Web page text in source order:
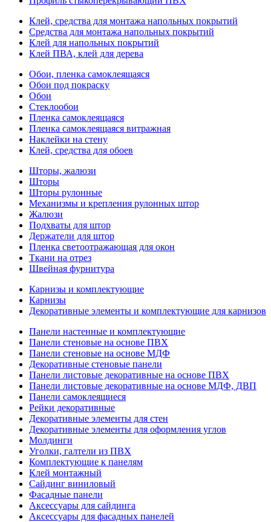
Клей, средства для монтажа напольных покрытий
Средства для монтажа напольных покрытий
Клей для напольных покрытий
Клей ПВА, клей для дерева
Обои, пленка самоклеящаяся
Обои под покраску
Обои
Стеклообои
Пленка самоклеящаяся
Пленка самоклеящаяся витражная
Наклейки на стену
Клей, средства для обоев
Шторы, жалюзи
Шторы
Шторы рулонные
Механизмы и крепления рулонных штор
Жалюзи
Подхваты для штор
Держатели для штор
Пленка светоотражающая для окон
Ткани на отрез
Швейная фурнитура
Карнизы и комплектующие
Карнизы
Декоративные элементы и комплектующие для карнизов
Панели настенные и комплектующие
Панели стеновые на основе ПВХ
Панели стеновые на основе МДФ
Декоративные стеновые панели
Панели листовые декоративные на основе ПВХ
Панели листовые декоративные на основе МДФ, ДВП
Панели самоклеящиеся
Рейки декоративные
Декоративные элементы для стен
Декоративные элементы для оформления углов
Молдинги
Уголки, галтели из ПВХ
Комплектующие к панелям
Клей монтажный
Сайдинг виниловый
Фасадные панели
Аксессуары для сайдинга
Аксессуары для фасадных панелей